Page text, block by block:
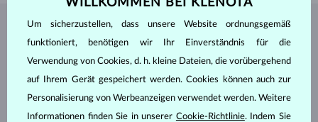
Um sicherzustellen, dass unsere Website ordnungsgemäß
funktioniert, benötigen wir Ihr Einverständnis für die
Verwendung von Cookies, d. h. kleine Dateien, die vorübergehend
auf Ihrem Gerät gespeichert werden. Cookies können auch zur
Personalisierung von Werbeanzeigen verwendet werden. Weitere
Informationen finden Sie in unserer Cookie-Richtlinie. Indem Sie